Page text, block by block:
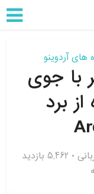
های آردوینو
با جوی
برد
5,462 بازدید